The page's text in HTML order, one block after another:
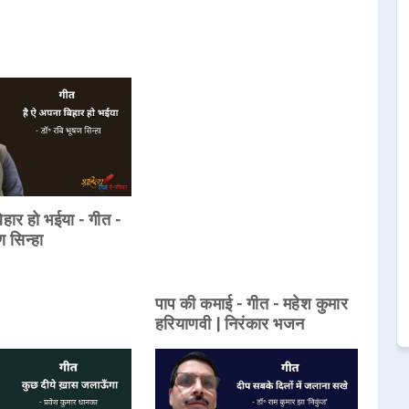
हो भईया - गीत -
सिन्हा
पाप की कमाई - गीत - महेश कुमार
हरियाणवी | निरंकार भजन